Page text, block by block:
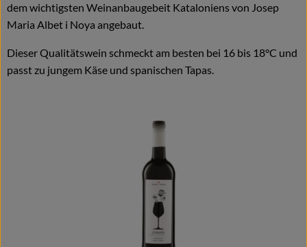
dem wichtigsten Weinanbaugebeit Kataloniens von Josep
Maria Albet i Noya angebaut.
Dieser Qualitätswein schmeckt am besten bei 16 bis 18°C und
passt zu jungem Käse und spanischen Tapas.